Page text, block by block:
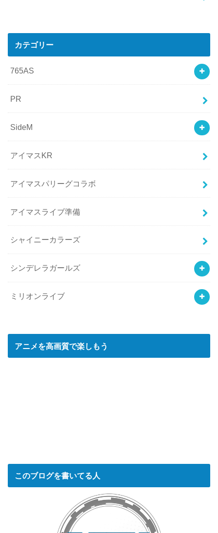
カテゴリー
765AS
PR
SideM
アイマスKR
アイマスパリーグコラボ
アイマスライブ準備
シャイニーカラーズ
シンデレラガールズ
ミリオンライブ
アニメを高画質で楽しもう
このブログを書いてる人